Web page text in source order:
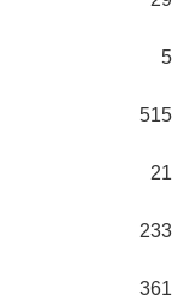
5
515
21
233
361